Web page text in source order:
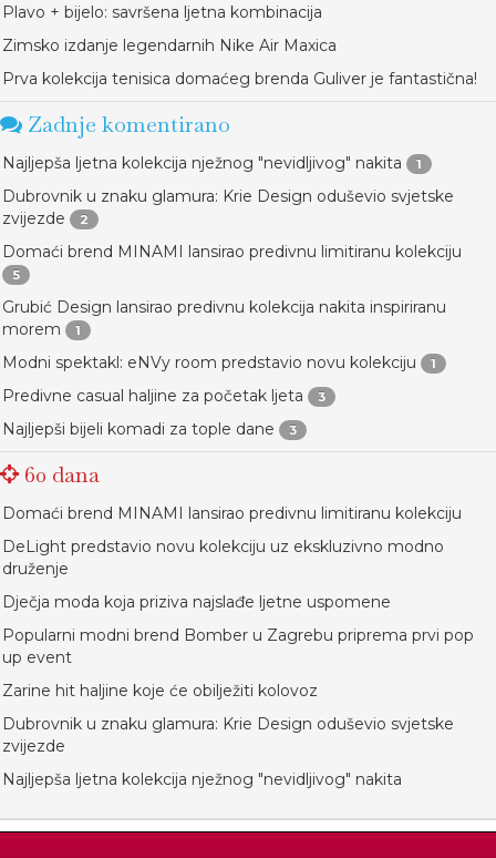
Plavo + bijelo: savršena ljetna kombinacija
Zimsko izdanje legendarnih Nike Air Maxica
Prva kolekcija tenisica domaćeg brenda Guliver je fantastična!
Zadnje komentirano
Najljepša ljetna kolekcija nježnog "nevidljivog" nakita 1
Dubrovnik u znaku glamura: Krie Design oduševio svjetske
zvijezde
2
Domaći brend MINAMI lansirao predivnu limitiranu kolekciju
5
Grubić Design lansirao predivnu kolekcija nakita inspiriranu
morem
1
Modni spektakl: eNVy room predstavio novu kolekciju 1
Predivne casual haljine za početak ljeta 3
Najljepši bijeli komadi za tople dane 3
60 dana
Domaći brend MINAMI lansirao predivnu limitiranu kolekciju
DeLight predstavio novu kolekciju uz ekskluzivno modno
druženje
Dječja moda koja priziva najslađe ljetne uspomene
Popularni modni brend Bomber u Zagrebu priprema prvi pop
up event
Zarine hit haljine koje će obilježiti kolovoz
Dubrovnik u znaku glamura: Krie Design oduševio svjetske
zvijezde
Najljepša ljetna kolekcija nježnog "nevidljivog" nakita